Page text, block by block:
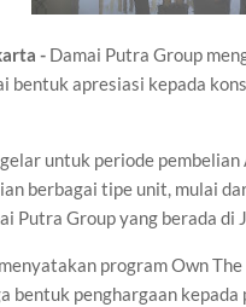
- Damai Putra Group
bentuk apresiasi kepada
untuk periode
berbagai tipe unit, mulai
Putra Group yang berada di
program Own
bentuk penghargaan